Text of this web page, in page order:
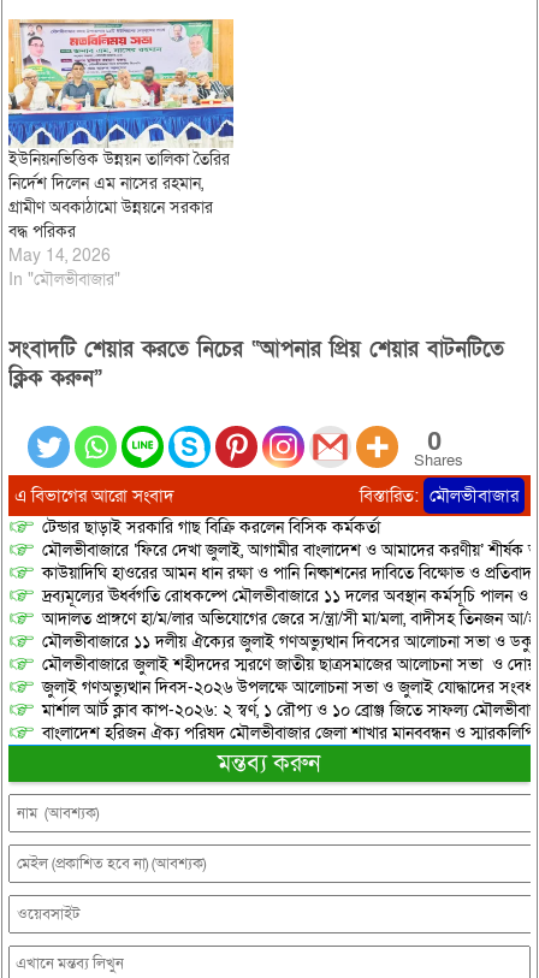
ইউনিয়নভিত্তিক উন্নয়ন তালিকা তৈরির
নির্দেশ দিলেন এম নাসের রহমান,
গ্রামীণ অবকাঠামো উন্নয়নে সরকার
বদ্ধ পরিকর
May 14, 2026
In "মৌলভীবাজার"
সংবাদটি শেয়ার করতে নিচের “আপনার প্রিয় শেয়ার বাটনটিতে
ক্লিক করুন”
0
Shares
এ বিভাগের আরো সংবাদ বিস্তারিত: মৌলভীবাজার
টেন্ডার ছাড়াই সরকারি গাছ বিক্রি করলেন বিসিক কর্মকর্তা
মৌলভীবাজারে ‘ফিরে দেখা জুলাই, আগামীর বাংলাদেশ ও আমাদের করণীয়’ শীর্ষক
কাউয়াদিঘি হাওরের আমন ধান রক্ষা ও পানি নিষ্কাশনের দাবিতে বিক্ষোভ ও
দ্রব্যমূল্যের ঊর্ধ্বগতি রোধকল্পে মৌলভীবাজারে ১১ দলের অবস্থান কর্মসূচি পালন ও
আদালত প্রাঙ্গণে হা/ম/লার অভিযোগের জেরে স/ন্ত্রা/সী মা/মলা, বাদীসহ তিনজন আ/
মৌলভীবাজারে ১১ দলীয় ঐক্যের জুলাই গণঅভ্যুত্থান দিবসের আলোচনা সভা ও
মৌলভীবাজারে জুলাই শহীদদের স্মরণে জাতীয় ছাত্রসমাজের আলোচনা সভা ও
জুলাই গণঅভ্যুত্থান দিবস-২০২৬ উপলক্ষে আলোচনা সভা ও জুলাই যোদ্ধাদের
মার্শাল আর্ট ক্লাব কাপ-২০২৬: ২ স্বর্ণ, ১ রৌপ্য ও ১০ ব্রোঞ্জ জিতে সাফল্য
বাংলাদেশ হরিজন ঐক্য পরিষদ মৌলভীবাজার জেলা শাখার মানববন্ধন ও স্মারকলিপি
মন্তব্য করুন